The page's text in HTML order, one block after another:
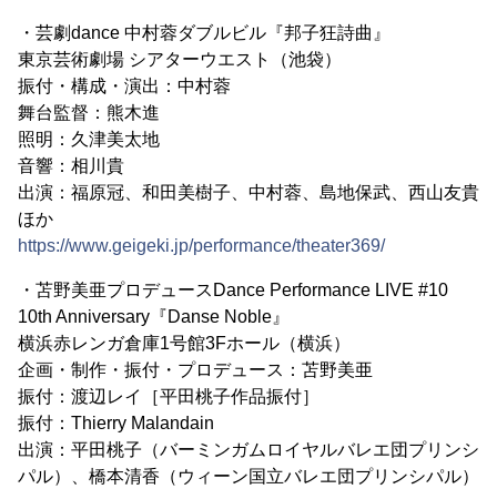
・芸劇dance 中村蓉ダブルビル『邦子狂詩曲』
東京芸術劇場 シアターウエスト（池袋）
振付・構成・演出：中村蓉
舞台監督：熊木進
照明：久津美太地
音響：相川貴
出演：福原冠、和田美樹子、中村蓉、島地保武、西山友貴
ほか
https://www.geigeki.jp/performance/theater369/
・苫野美亜プロデュースDance Performance LIVE #10
10th Anniversary『Danse Noble』
横浜赤レンガ倉庫1号館3Fホール（横浜）
企画・制作・振付・プロデュース：苫野美亜
振付：渡辺レイ［平田桃子作品振付］
振付：Thierry Malandain
出演：平田桃子（バーミンガムロイヤルバレエ団プリンシ
パル）、橋本清香（ウィーン国立バレエ団プリンシパル）